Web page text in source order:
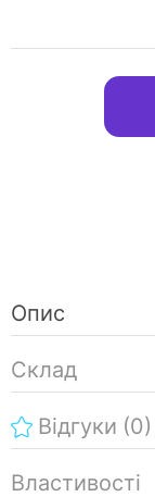
Опис
Склад
Відгуки (0)
Властивості